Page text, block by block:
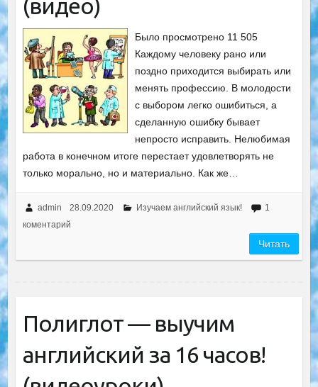
(видео)
Было просмотрено 11 505
Каждому человеку рано или
поздно приходится выбирать или
менять профессию. В молодости
с выбором легко ошибиться, а
сделанную ошибку бывает
непросто исправить. Нелюбимая
работа в конечном итоге перестает удовлетворять не
только морально, но и материально. Как же…
admin 28.09.2020 Изучаем английский язык!
1
коментарий
Читать
Полиглот — выучим
английский за 16 часов!